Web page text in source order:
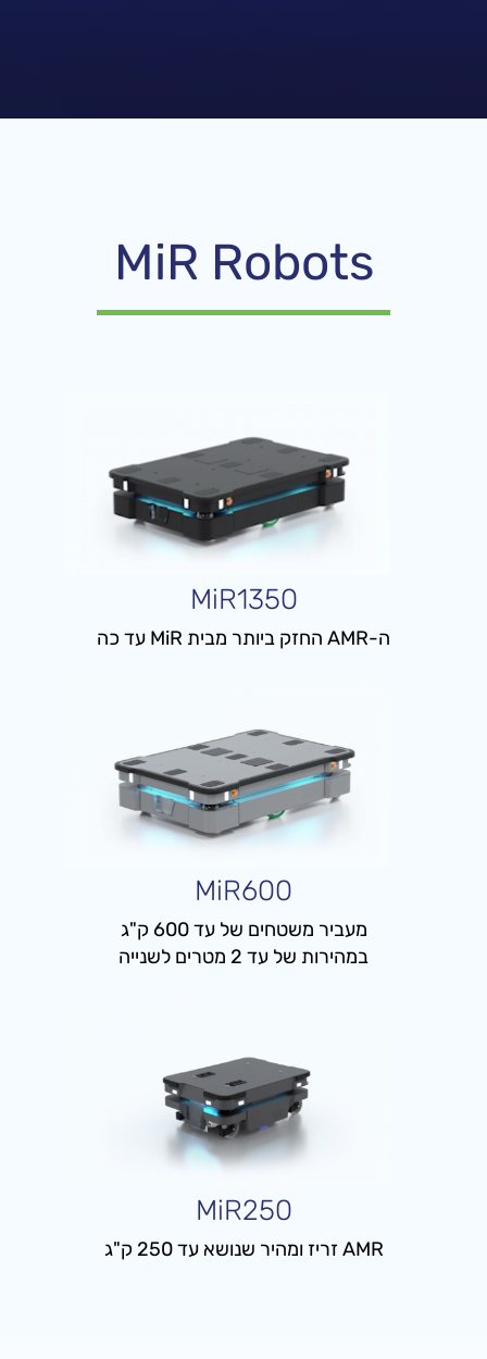
MiR Robots
MiR1350
ה-AMR החזק ביותר מבית MiR עד כה
MiR600
מעביר משטחים של עד 600 ק"ג
במהירות של עד 2 מטרים לשנייה
MiR250
AMR זריז ומהיר שנושא עד 250 ק"ג